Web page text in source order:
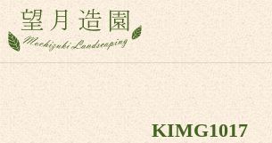
KIMG1017